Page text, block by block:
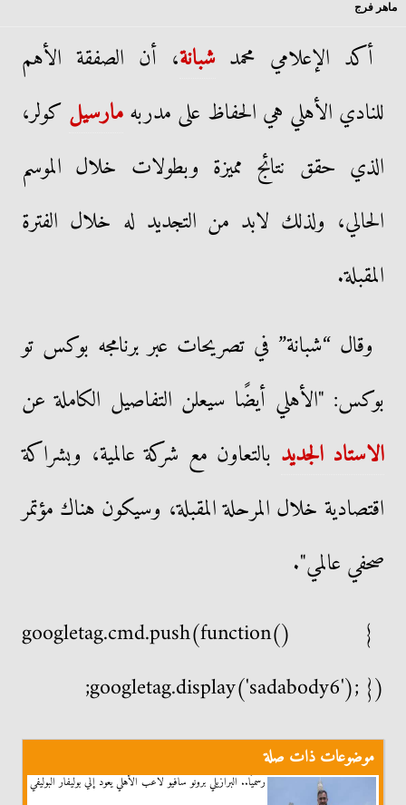
ماهر فرج
أكد الإعلامي محمدشبانة، أن الصفقة الأهم
للنادي الأهلي هي الحفاظ على مدربهمارسيل كولر،
الذي حقق نتائج مميزة وبطولات خلال الموسم
الحالي، ولذلك لابد من التجديد له خلال الفترة
المقبلة.
وقال “شبانة” في تصريحات عبر برنامجه بوكس تو
بوكس: "الأهلي أيضًا سيعلن التفاصيل الكاملة عن
الاستاد الجديد بالتعاون مع شركة عالمية، وبشراكة
اقتصادية خلال المرحلة المقبلة، وسيكون هناك مؤتمر
صحفي عالمي".
googletag.cmd.push(function() {
googletag.display('sadabody6'); });
موضوعات ذات صلة
رسميًا.. البرازيلي برونو سافيو لاعب الأهلي يعود إلي بوليفار البوليفي